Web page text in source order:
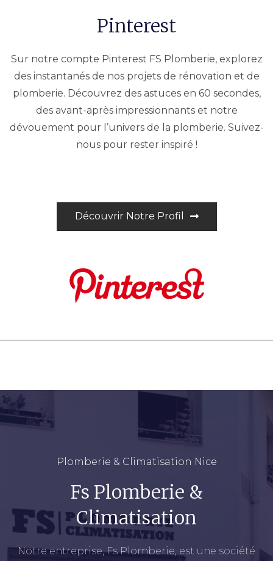
Pinterest
Sur notre compte Pinterest FS Plomberie, explorez
des instantanés de nos projets de rénovation et de
plomberie. Découvrez des astuces en 60 secondes,
des avant-après impressionnants et notre
dévouement pour l’univers de la plomberie. Suivez-
nous pour rester inspiré !
Découvrir Notre Profil
Plomberie & Climatisation Nice
Fs Plomberie &
Climatisation
Notre entreprise, Fs Plomberie, est une société